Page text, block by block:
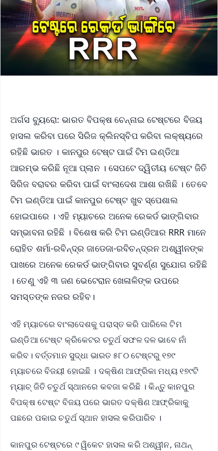
ଅର୍ଗସ ବ୍ୟୁରୋ: ଭାରତ ବିପକ୍ଷ ଚେନ୍ନାଇ ଟେଷ୍ଟରେ ବିଜୟ
ହାସଲ କରିବା ପରେ ସିରିଜ କ୍ଲିନସ୍ବିପ କରିବା ଲକ୍ଷ୍ୟରେ
ରହିଛି ଭାରତ । କାନପୁର ଟେଷ୍ଟ ପାଇଁ ଟିମ ଇଣ୍ଡିଆ
ଆରମ୍ଭ କରିଛି ନୂଆ ପ୍ଲାନ । ସେପଟେ ଦ୍ୱିତୀୟ ଟେଷ୍ଟ ଜିତି
ସିରିଜ ବରାବର କରିବା ପାଇଁ ବାଂଲାଦେଶ ଆଶା ରଖିଛି । ତେବେ
ଟିମ ଇଣ୍ଡିଆ ପାଇଁ କାନପୁର ଟେଷ୍ଟ ଖୁବ ସ୍ପେଶାଲ
ହୋଇପାରେ । ଏହି ମ୍ୟାଚରେ ଅନେକ ରେକର୍ଡ ଭାଙ୍ଗିବାର
ସମ୍ଭାବନା ରହିଛି । ବିଶେଷ କରି ଟିମ ଇଣ୍ଡିଆର RRR ମାନେ
ରୋହିତ ଶର୍ମା-ରବିନ୍ଦ୍ର ଜାଡେଜା-ରବିଚନ୍ଦ୍ରନ ଅଶ୍ୱୀନଙ୍କ
ପାଖରେ ଅନେକ ରେକର୍ଡ ଭାଙ୍ଗିବାର ସୁବର୍ଣ୍ଣ ସୁଯୋଗ ରହିଛି
। ତେଣୁ ଏହି ୩ ଜଣ ଭେଟେରାନ ଖେଳାଳିଙ୍କ ଉପରେ
ସମସ୍ତଙ୍କ ନଜର ରହିବ।
ଏହି ମ୍ୟାଚରେ ବାଂଲାଦେଶକୁ ପରାସ୍ତ କରି ପାରିଲେ ଟିମ
ଇଣ୍ଡିଆ ଟେଷ୍ଟ କ୍ରିକେଟର ଚତୁର୍ଥ ସଫଳ ଦଳ ଭାବେ ନାଁ
କରିବ। ବର୍ତ୍ତମାନ ସୁଦ୍ଧା ଭାରତ ୫୮୦ ଟେଷ୍ଟରୁ ୧୭୯
ମ୍ୟାଚରେ ବିଜୟୀ ହୋଇଛି । ଦକ୍ଷିଣ ଆଫ୍ରିକା ମଧ୍ୟ ୧୭୯ଟି
ମ୍ୟାଚ୍ ଜିତି ଚତୁର୍ଥ ସ୍ଥାନରେ କବଜା କରିଛି । କିନ୍ତୁ କାନପୁର
ବିପକ୍ଷ ଟେଷ୍ଟ ବିଜୟ ପରେ ଭାରତ ଦକ୍ଷିଣ ଆଫ୍ରିକାକୁ
ପଛରେ ପକାଇ ଚତୁର୍ଥ ସ୍ଥାନ ହାସଲ କରିପାରିବ ।
କାନପୁର ଟେଷ୍ଟରେ ୯ ୱିକେଟ ହାସଲ କରି ଅଶ୍ୱୀନ, ନାଥନ୍